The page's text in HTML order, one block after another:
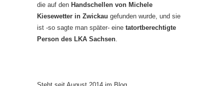
die auf den Handschellen von Michele
Kiesewetter in Zwickau gefunden wurde, und sie
ist -so sagte man später- eine tatortberechtigte
Person des LKA Sachsen